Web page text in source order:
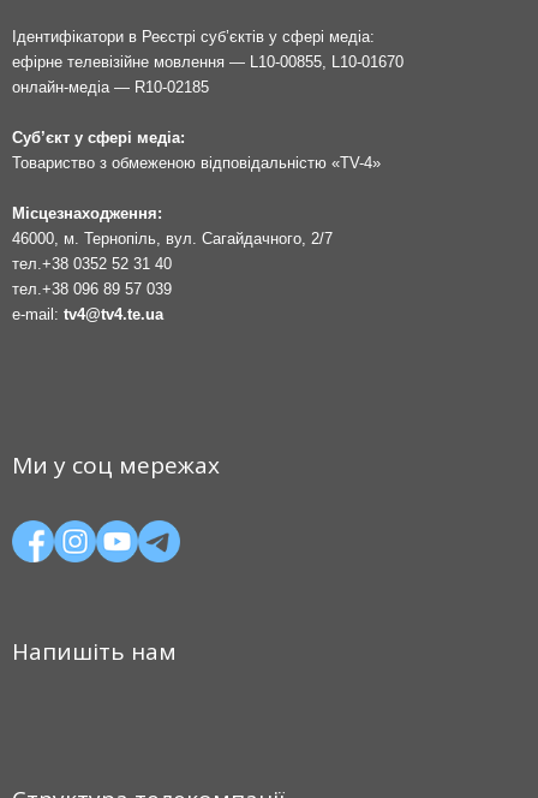
Ідентифікатори в Реєстрі суб’єктів у сфері медіа:
ефірне телевізійне мовлення — L10-00855, L10-01670
онлайн-медіа — R10-02185
Суб’єкт у сфері медіа:
Товариство з обмеженою відповідальністю «TV-4»
Місцезнаходження:
46000, м. Тернопіль, вул. Сагайдачного, 2/7
тел. +38 0352 52 31 40
тел. +38 096 89 57 039
e-mail: tv4@tv4.te.ua
Ми у соц мережах
Напишіть нам